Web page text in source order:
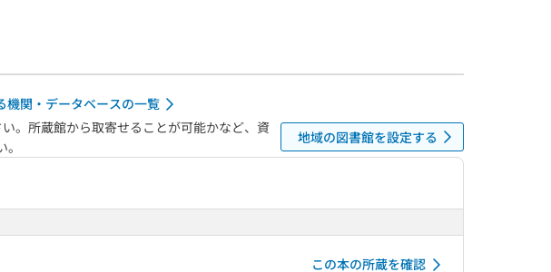
機関・データベースの一覧
。所蔵館から取寄せることが可能かなど、資
地域の図書館を設定する
この本の所蔵を確認